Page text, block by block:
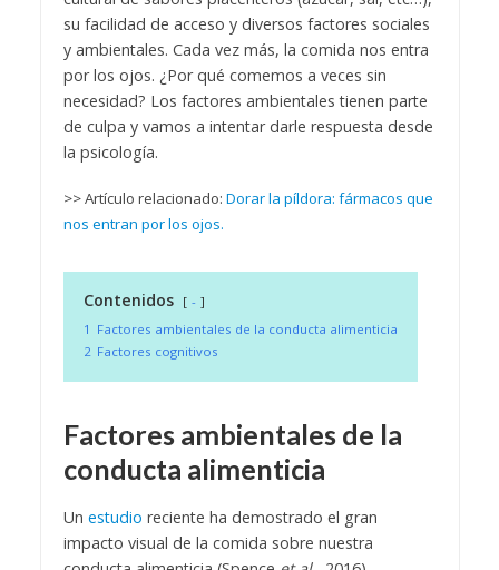
su facilidad de acceso y diversos factores sociales
y ambientales. Cada vez más, la comida nos entra
por los ojos. ¿Por qué comemos a veces sin
necesidad? Los factores ambientales tienen parte
de culpa y vamos a intentar darle respuesta desde
la psicología.
>> Artículo relacionado: Dorar la píldora: fármacos que
nos entran por los ojos.
Contenidos
-
1 Factores ambientales de la conducta alimenticia
2 Factores cognitivos
Factores ambientales de la
conducta alimenticia
Un estudio reciente ha demostrado el gran
impacto visual de la comida sobre nuestra